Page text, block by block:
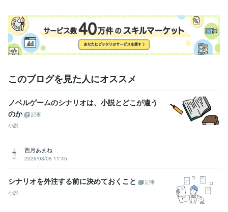
2級FP技能士 取得年 : 2024年
TOEIC 取得年 : 2000年
秘書技能検定2級 取得年 : 1997年
実用英語技能検定2級 取得年 : 1995年
普通自動車第一種運転免許 取得年 : 1997年
得意分野
ライティング・翻訳 ①ウェディング/ホテル観光②金融生活節約
ウェディング 出版 新聞 外資系 教育 学校 ブライダル
観光
旅行
ホテル
ライティング・翻訳 ホームページ・パンフレットのライティング
学歴
武蔵大学 1994年3月 ~ 1998年2月
立教大学 1995年3月 ~ 1996年2月
英国留学
このブログを見た人にオススメ
ノベルゲームのシナリオは、小説とどこが違う
のか
記事
小説
西月あまね
2026/08/08 11:45
シナリオを外注する前に決めておくこと
記事
小説